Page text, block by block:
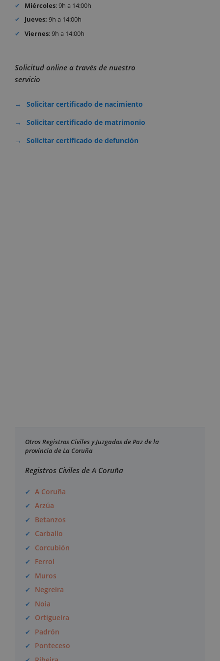
Miércoles: 9h a 14:00h
Jueves: 9h a 14:00h
Viernes: 9h a 14:00h
Solicitud online a través de nuestro
servicio
Solicitar certificado de nacimiento
Solicitar certificado de matrimonio
Solicitar certificado de defunción
Otros Registros Civiles y Juzgados de Paz de la
provincia de La Coruña
Registros Civiles de A Coruña
A Coruña
Arzúa
Betanzos
Carballo
Corcubión
Ferrol
Muros
Negreira
Noia
Ortigueira
Padrón
Ponteceso